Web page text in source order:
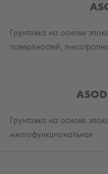
Грунтовка на основе
поверхностей,
Грунтовка на основе
многофункциональная